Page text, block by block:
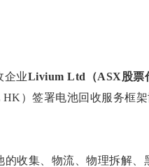
企业Livium Ltd（ASX股票
）签署电池回收服务框
收集、物流、物理拆解、